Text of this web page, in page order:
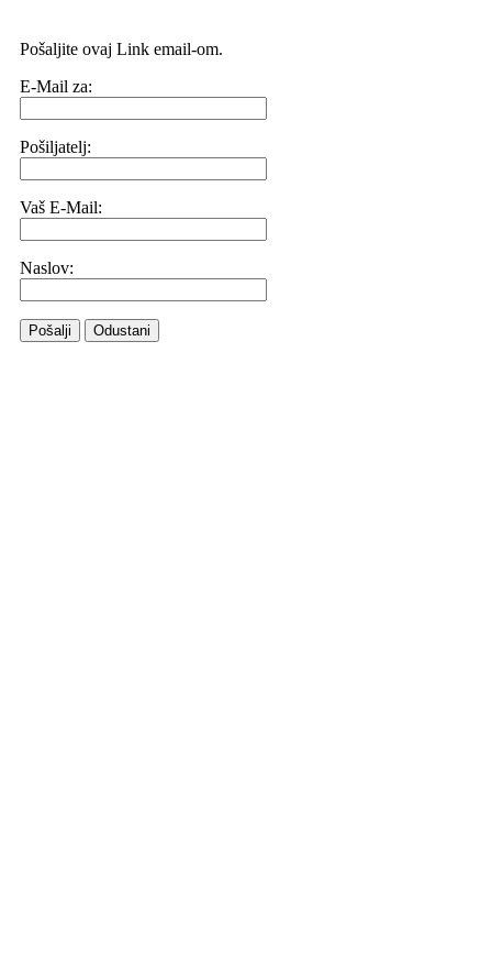
Pošaljite ovaj Link email-om.
E-Mail za:
Pošiljatelj:
Vaš E-Mail:
Naslov:
Pošalji Odustani